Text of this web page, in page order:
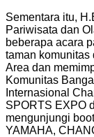
Sementara itu,
Pariwisata dan
beberapa acara
taman komunitas
Area dan
Komunitas
Internasional
SPORTS EXPO
mengunjungi
YAMAHA,